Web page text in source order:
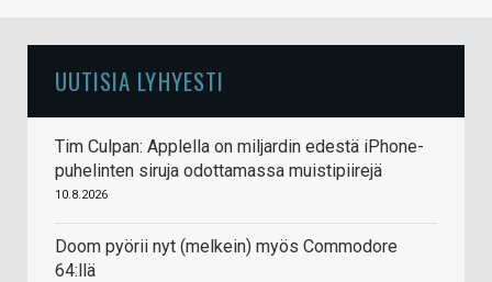
UUTISIA LYHYESTI
Tim Culpan: Applella on miljardin edestä iPhone-
puhelinten siruja odottamassa muistipiirejä
10.8.2026
Doom pyörii nyt (melkein) myös Commodore
64:llä